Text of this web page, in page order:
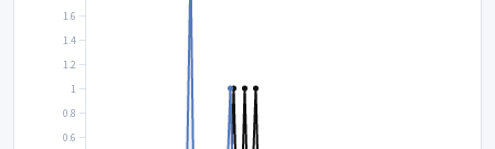
0.6
0.8
1
1.2
1.4
1.6